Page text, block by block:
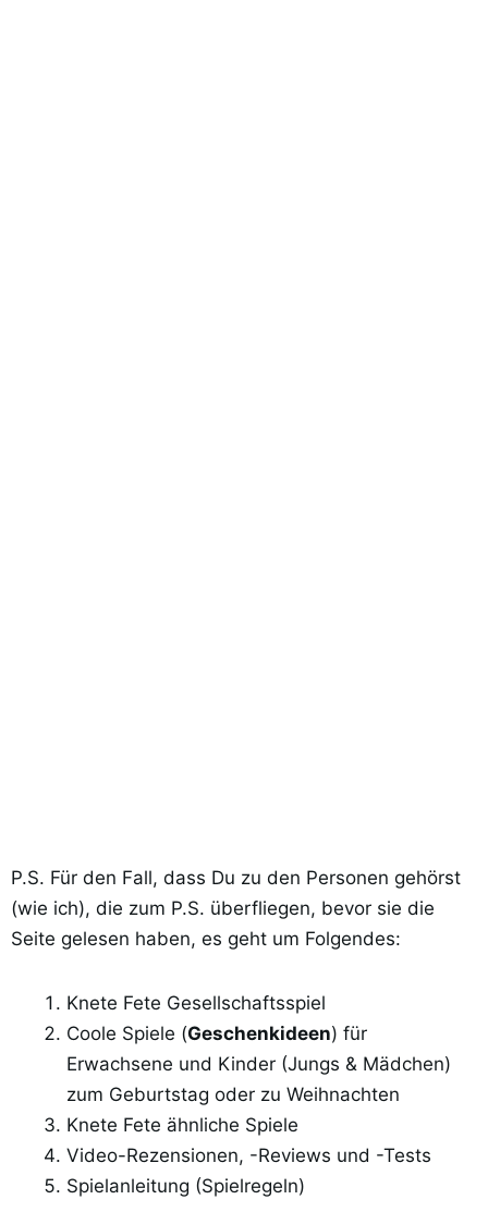
P.S. Für den Fall, dass Du zu den Personen gehörst
(wie ich), die zum P.S. überfliegen, bevor sie die
Seite gelesen haben, es geht um Folgendes:
Knete Fete Gesellschaftsspiel
Coole Spiele (Geschenkideen) für
Erwachsene und Kinder (Jungs & Mädchen)
zum Geburtstag oder zu Weihnachten
Knete Fete ähnliche Spiele
Video-Rezensionen, -Reviews und -Tests
Spielanleitung (Spielregeln)